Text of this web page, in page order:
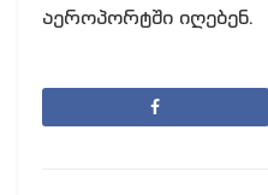
აეროპორტში იღებენ.